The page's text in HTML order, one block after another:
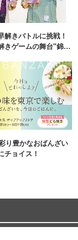
解きバトルに挑戦！
きゲームの舞台"錦糸
り豊かなおばんざい
チョイス！